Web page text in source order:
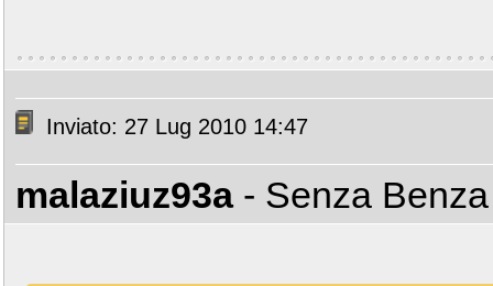
Inviato: 27 Lug 2010 14:47
malaziuz93a - Senza